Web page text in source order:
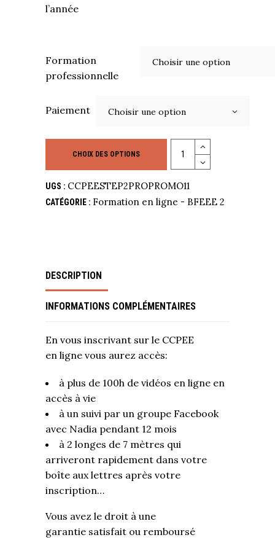
l’année
Formation
professionnelle
Choisir une option
Paiement Choisir une option
Quantity
CHOIX DES OPTIONS
UGS : CCPEESTEP2PROPROMO11
CATÉGORIE : Formation en ligne - BFEEE 2
DESCRIPTION
INFORMATIONS COMPLÉMENTAIRES
En vous inscrivant sur le CCPEE
en ligne vous aurez accès:
à plus de 100h de vidéos en ligne en
accès à vie
à un suivi par un groupe Facebook
avec Nadia pendant 12 mois
à 2 longes de 7 mètres qui
arriveront rapidement dans votre
boîte aux lettres après votre
inscription…
Vous avez le droit à une
garantie satisfait ou remboursé